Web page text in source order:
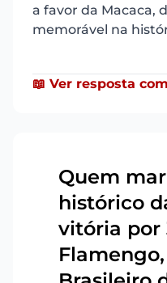
a favor da Macaca,
memorável na
📖 Ver resposta
Quem
histórico
vitória por